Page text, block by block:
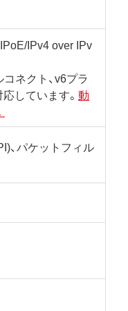
IPv4 over IPv
ネクト、v6プラ
応しています。動
、パケットフィル